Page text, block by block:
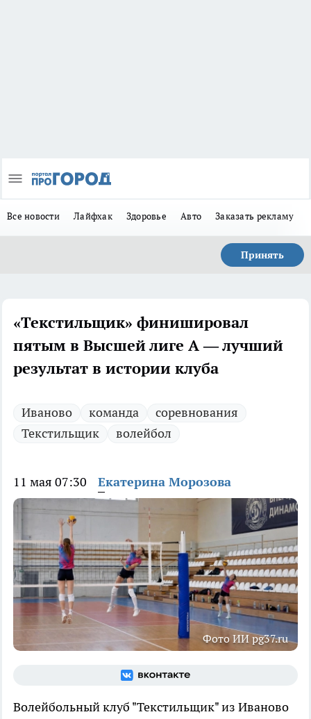
Все новости Лайфхак Здоровье Авто Заказать рекламу
Принять
«Текстильщик» финишировал
пятым в Высшей лиге А — лучший
результат в истории клуба
Иваново команда
соревнования
Текстильщик
волейбол
11 мая 07:30 Екатерина Морозова
Фото ИИ pg37.ru
Волейбольный клуб "Текстильщик" из Иваново